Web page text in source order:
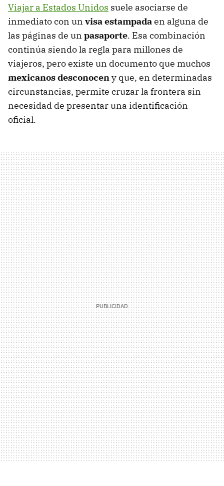
Viajar a Estados Unidos suele asociarse de
inmediato con un visa estampadaen alguna de
las páginas de un pasaporte. Esa combinación
continúa siendo la regla para millones de
viajeros, pero existe un documento que muchos
mexicanos desconoceny que, en determinadas
circunstancias, permite cruzar la frontera sin
necesidad de presentar una identificación
oficial.